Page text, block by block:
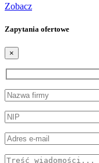
Zobacz
Zapytania ofertowe
×